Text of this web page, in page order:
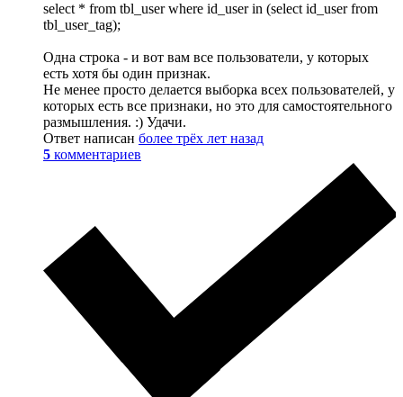
select * from tbl_user where id_user in (select id_user from
tbl_user_tag);
Одна строка - и вот вам все пользователи, у которых
есть хотя бы один признак.
Не менее просто делается выборка всех пользователей, у
которых есть все признаки, но это для самостоятельного
размышления. :) Удачи.
Ответ написан более трёх лет назад
5 комментариев